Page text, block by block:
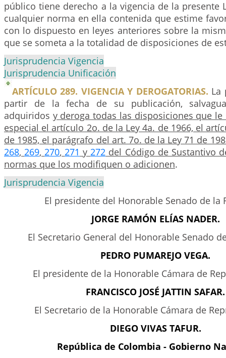
público tiene derecho a la vigencia de la presente
cualquier norma en ella contenida que estime
con lo dispuesto en leyes anteriores sobre la
que se someta a la totalidad de disposiciones de
Jurisprudencia Vigencia
Jurisprudencia Unificación
ARTÍCULO 289. VIGENCIA Y DEROGATORIAS. La
partir de la fecha de su publicación,
adquiridos y deroga todas las disposiciones que le
especial el artículo 2o. de la Ley 4a. de 1966, el
de 1985, el parágrafo del art. 7o. de la Ley 71 de
268,269,270,271 y272 del Código de Sustantivo
normas que los modifiquen o adicionen.
Jurisprudencia Vigencia
El presidente del Honorable Senado de la
JORGE RAMÓN ELÍAS NADER.
El Secretario General del Honorable Senado
PEDRO PUMAREJO VEGA.
El presidente de la Honorable Cámara de
FRANCISCO JOSÉ JATTIN SAFAR.
El Secretario de la Honorable Cámara de
DIEGO VIVAS TAFUR.
República de Colombia - Gobierno